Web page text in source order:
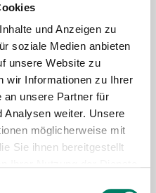
und Anzeigen zu
soziale Medien anbieten
unsere Website zu
wir Informationen zu Ihrer
an unsere Partner für
Analysen weiter. Unsere
möglicherweise mit
Sie ihnen bereitgestellt